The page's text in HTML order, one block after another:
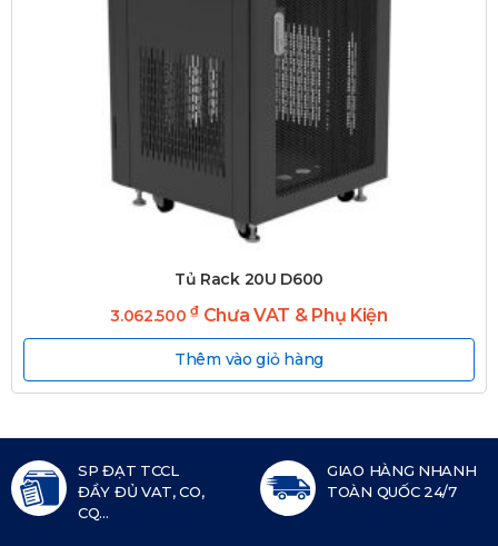
Tủ Rack 20U D600
3.062.500₫Chưa VAT & Phụ Kiện
Thêm vào giỏ hàng
SP ĐẠT TCCL
ĐẦY ĐỦ VAT, CO,
CQ...
GIAO HÀNG NHANH
TOÀN QUỐC 24/7